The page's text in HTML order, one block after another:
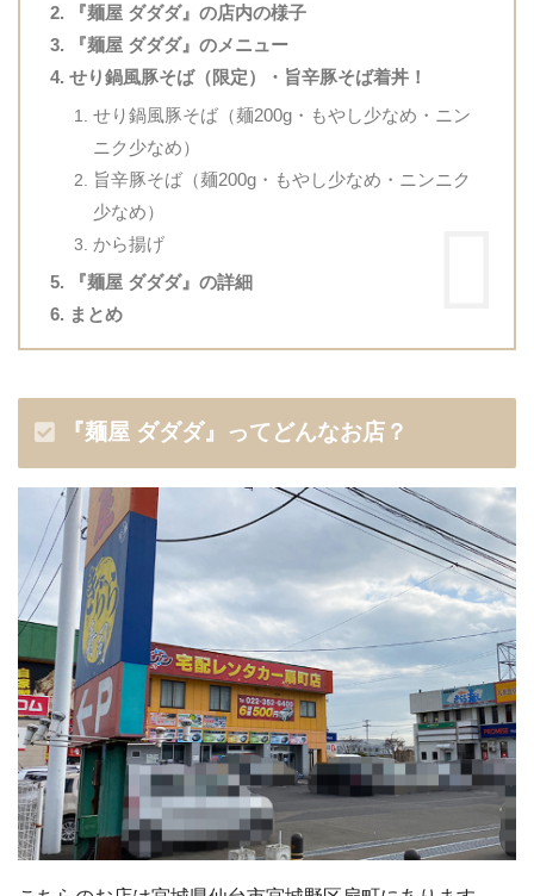
『麺屋 ダダダ』の店内の様子
『麺屋 ダダダ』のメニュー
せり鍋風豚そば（限定）・旨辛豚そば着丼！
せり鍋風豚そば（麺200g・もやし少なめ・ニン
ニク少なめ）
旨辛豚そば（麺200g・もやし少なめ・ニンニク
少なめ）
から揚げ
『麺屋 ダダダ』の詳細
まとめ
『麺屋 ダダダ』ってどんなお店？